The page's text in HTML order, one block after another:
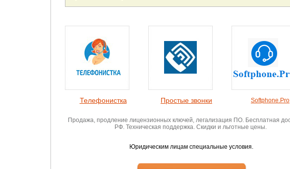
Телефонистка Простые звонки Softphone.Pro
Продажа, продление лицензионных ключей, легализация ПО. Бесплатная
РФ. Техническая поддержка. Скидки и льготные цены.
Юридическим лицам специальные условия.